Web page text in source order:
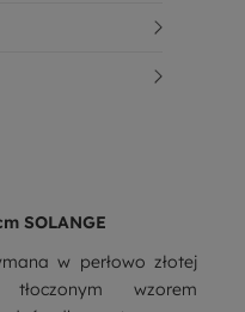
SOLANGE
w perłowo złotej
tłoczonym wzorem